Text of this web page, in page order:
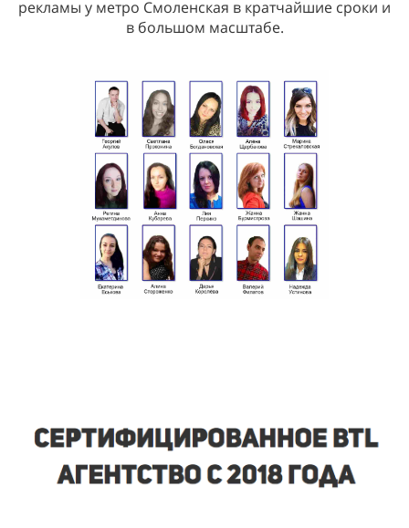
рекламы у метро Смоленская в кратчайшие сроки и
в большом масштабе.